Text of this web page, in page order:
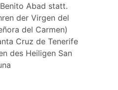
Abad statt.
der Virgen del
del Carmen)
Cruz de Tenerife
des Heiligen San